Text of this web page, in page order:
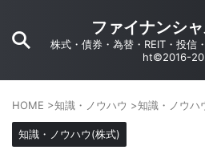
ファイナンシ
株式・債券・為替・REIT・投
ht©2016-
HOME >知識・ノウハウ >知識・ノウハ
知識・ノウハウ(株式)